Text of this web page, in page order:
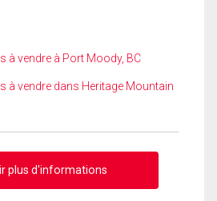
à vendre à Port Moody, BC
à vendre dans Heritage Mountain
plus d'informations